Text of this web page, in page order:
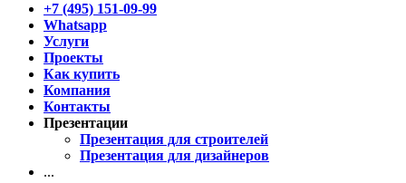
+7 (495) 151-09-99
Whatsapp
Услуги
Проекты
Как купить
Компания
Контакты
Презентации
Презентация для строителей
Презентация для дизайнеров
...